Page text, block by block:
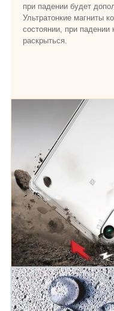
при падении будет
Ультратонкие магниты
состоянии, при падении
раскрыться.